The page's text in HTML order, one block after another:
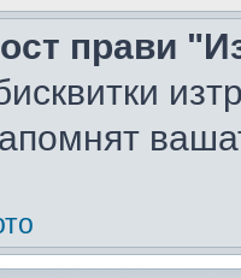
прави